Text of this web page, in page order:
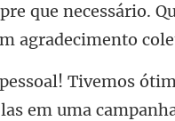
que n
em uma